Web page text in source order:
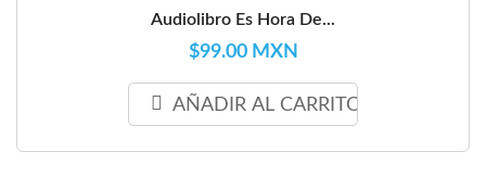
Audiolibro Es Hora De...
$99.00 MXN
AÑADIR AL CARRITO